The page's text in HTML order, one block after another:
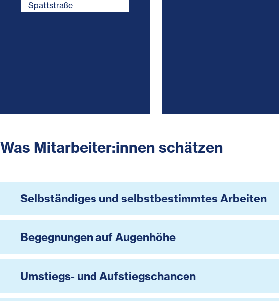
Spattstraße
Was Mitarbeiter:innen schätzen
Selbständiges und selbstbestimmtes Arbeiten
Begegnungen auf Augenhöhe
Umstiegs- und Aufstiegschancen